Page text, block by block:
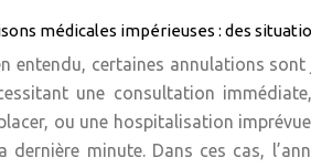
médicales impérieuses : des
entendu, certaines annulations
une consultation
ou une hospitalisation
dernière minute. Dans ces cas,